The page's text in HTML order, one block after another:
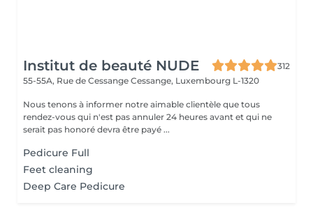
Institut de beauté NUDE
312
55-55A, Rue de Cessange Cessange, Luxembourg L-1320
Nous tenons à informer notre aimable clientèle que tous
rendez-vous qui n'est pas annuler 24 heures avant et qui ne
serait pas honoré devra être payé ...
Pedicure Full
Feet cleaning
Deep Care Pedicure